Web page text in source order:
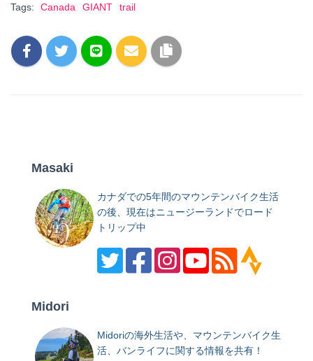
Tags: Canada GIANT trail
Masaki
カナダでの5年間のマウンテンバイク生活
の後、現在はニュージーランドでロード
トリップ中
Midori
Midoriの海外生活や、マウンテンバイク生
活、バンライフに関する情報を共有！